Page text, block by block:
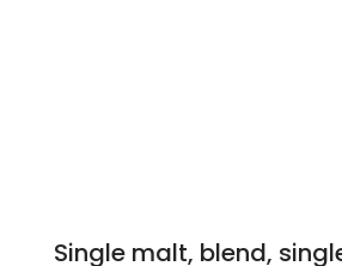
Single malt, blend,